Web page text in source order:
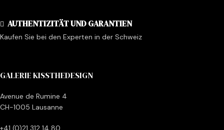
AUTHENTIZITÄT UND GARANTIEN
Kaufen Sie bei den Experten in der Schweiz
GALERIE KISSTHEDESIGN
Avenue de Rumine 4
CH-1005 Lausanne
+41 (0)21 312 14 80